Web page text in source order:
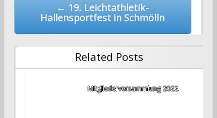
← 19. Leichtathletik-
Hallensportfest in Schmölln
Related Posts
Mitgliederversammlung 2022